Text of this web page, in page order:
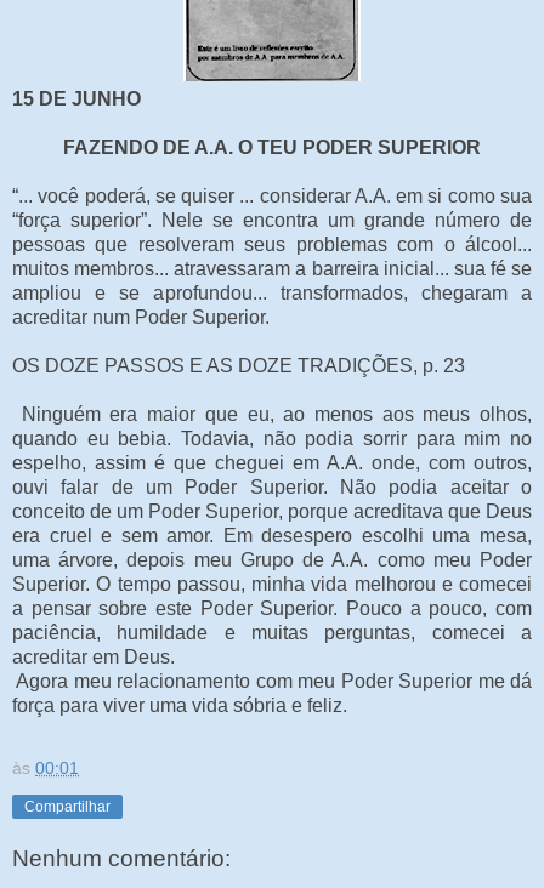
15 DE JUNHO
FAZENDO DE A.A. O TEU PODER SUPERIOR
“... você poderá, se quiser ... considerar A.A. em si como sua
“força superior”. Nele se encontra um grande número de
pessoas que resolveram seus problemas com o álcool...
muitos membros... atravessaram a barreira inicial... sua fé se
ampliou e se aprofundou... transformados, chegaram a
acreditar num Poder Superior.
OS DOZE PASSOS E AS DOZE TRADIÇÕES, p. 23
Ninguém era maior que eu, ao menos aos meus olhos,
quando eu bebia. Todavia, não podia sorrir para mim no
espelho, assim é que cheguei em A.A. onde, com outros,
ouvi falar de um Poder Superior. Não podia aceitar o
conceito de um Poder Superior, porque acreditava que Deus
era cruel e sem amor. Em desespero escolhi uma mesa,
uma árvore, depois meu Grupo de A.A. como meu Poder
Superior. O tempo passou, minha vida melhorou e comecei
a pensar sobre este Poder Superior. Pouco a pouco, com
paciência, humildade e muitas perguntas, comecei a
acreditar em Deus.
Agora meu relacionamento com meu Poder Superior me dá
força para viver uma vida sóbria e feliz.
às 00:01
Compartilhar
Nenhum comentário: